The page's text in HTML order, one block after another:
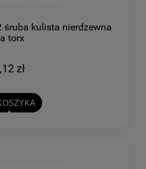
śruba kulista nierdzewna
torx
zł